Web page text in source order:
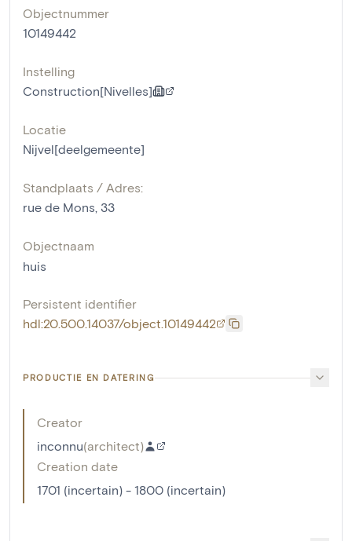
Objectnummer
10149442
Instelling
Construction[Nivelles]
Locatie
Nijvel[deelgemeente]
Standplaats / Adres:
rue de Mons, 33
Objectnaam
huis
Persistent identifier
hdl:20.500.14037/object.10149442
PRODUCTIE EN DATERING
Creator
inconnu(architect)
Creation date
1701 (incertain) - 1800 (incertain)